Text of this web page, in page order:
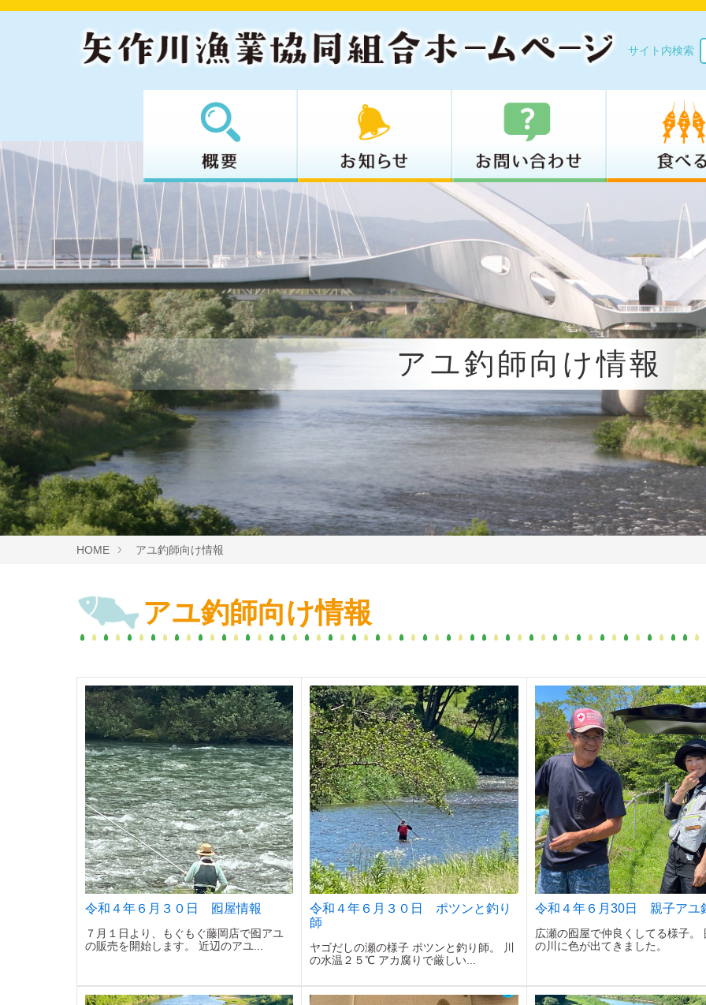
サイト内検索
アユ釣師向け情報
HOME アユ釣師向け情報
アユ釣師向け情報
令和４年６月３０日 囮屋情報
７月１日より、もぐもぐ藤岡店で囮アユ
の販売を開始します。 近辺のアユ...
令和４年６月３０日 ポツンと釣り
師
ヤゴだしの瀬の様子 ポツンと釣り師。 川
の水温２５℃ アカ腐りで厳しい...
令和４年６月30日 親子アユ
広瀬の囮屋で仲良くしてる様子。
の川に色が出てきました。